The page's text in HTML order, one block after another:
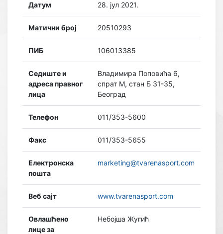
Датум 28. јул 2021.
Матични број 20510293
ПИБ 106013385
Седиште и
адреса правног
лица
Владимира Поповића 6,
спрат М, стан Б 31-35,
Београд
Телефон 011/353-5600
Факс 011/353-5655
Електронска
пошта
marketing@tvarenasport.com
Веб сајт www.tvarenasport.com
Овлашћено
лице за
Небојша Жугић